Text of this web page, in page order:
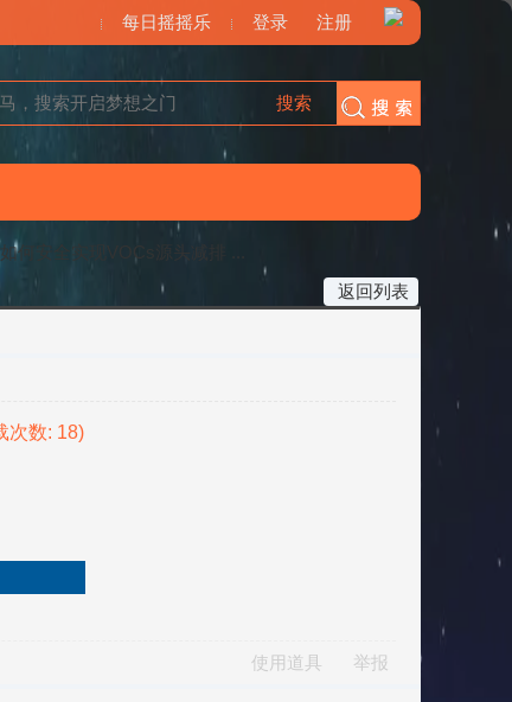
每日摇摇乐 登录 注册
搜索
何安全实现VOCs源头减排 ...
返回列表
次数: 18)
使用道具 举报